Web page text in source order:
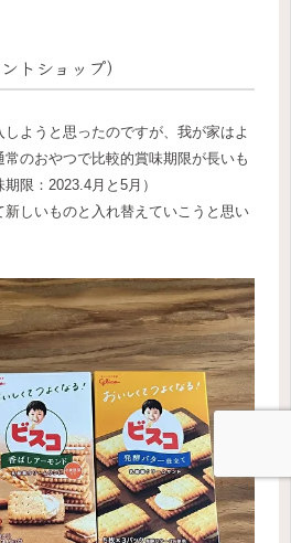
トショップ）
ようと思ったのですが、我が家はよ
常のおやつで比較的賞味期限が長いも
限：2023.4月と5月）
しいものと入れ替えていこうと思い